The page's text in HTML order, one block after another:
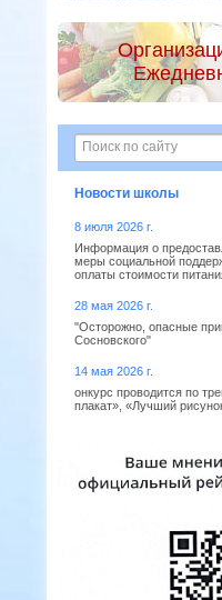
Новости школы
8 июля 2026 г.
Информация о
меры социальной
оплаты стоимости
28 мая 2026 г.
"Осторожно, опасные
Сосновского"
14 мая 2026 г.
онкурс проводится по
плакат», «Лучший